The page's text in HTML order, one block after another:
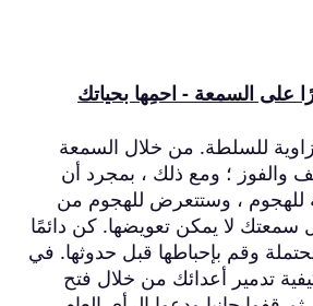
للسلطة. من خلال السمعة
والفوز ؛ ومع ذلك ، بمجرد أن
للهجوم ، وستتعرض للهجوم من
سمعتك لا يمكن تعويضها. كن دائمًا
وقم بإحباطها قبل حدوثها. في
تدمير أعدائك من خلال فتح